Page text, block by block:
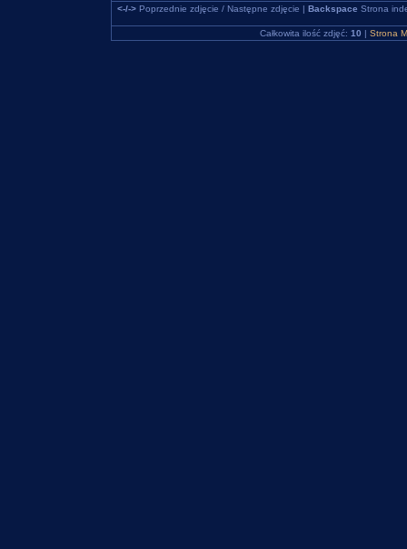
<-/->Poprzednie zdjęcie / Następne zdjęcie | Backspace Strona
Całkowita ilość zdjęć: 10 | Strona